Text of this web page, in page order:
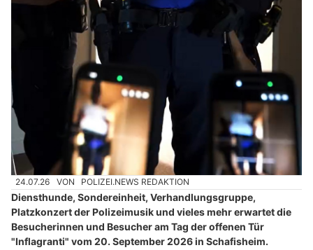
24.07.26 VON POLIZEI.NEWS REDAKTION
Diensthunde, Sondereinheit, Verhandlungsgruppe,
Platzkonzert der Polizeimusik und vieles mehr erwartet die
Besucherinnen und Besucher am Tag der offenen Tür
"Inflagranti" vom 20. September 2026 in Schafisheim.